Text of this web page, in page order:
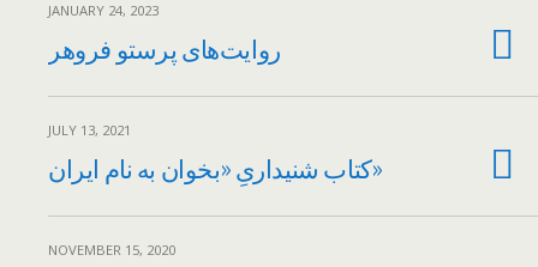
JANUARY 24, 2023
روایت‌های پرستو فروهر
JULY 13, 2021
کتاب شنیداریِ «بخوان به نام ایران»
NOVEMBER 15, 2020